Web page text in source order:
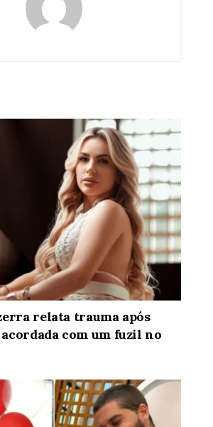
relata trauma após
com um fuzil no